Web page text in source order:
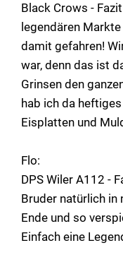
Black Crows -
legendären
damit gefahren!
war, denn das ist
Grinsen den
hab ich da
Eisplatten und
Flo:
DPS Wiler A112 -
Bruder natürlich in
Ende und so
Einfach eine